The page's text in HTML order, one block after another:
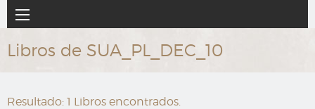
al
contenido
principal
Navegación
principal
Libros de SUA_PL_DEC_10
Resultado: 1 Libros encontrados.